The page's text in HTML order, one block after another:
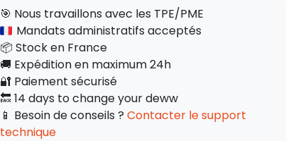
🎯 Nous travaillons avec les TPE/PME
Mandats administratifs acceptés
📦 Stock en France
🚚 Expédition en maximum 24h
🔐 Paiement sécurisé
🔙 14 days to change your deww
📱 Besoin de conseils ? Contacter le support
technique